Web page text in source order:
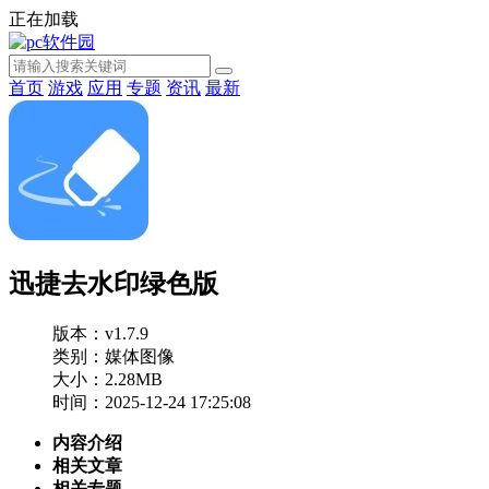
正在加载
首页 游戏 应用 专题 资讯 最新
迅捷去水印绿色版
版本：v1.7.9
类别：媒体图像
大小：2.28MB
时间：2025-12-24 17:25:08
内容介绍
相关文章